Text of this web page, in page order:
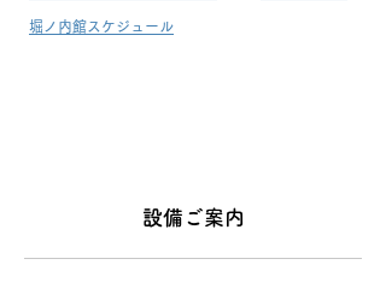
堀ノ内館スケジュール
​設備ご案内